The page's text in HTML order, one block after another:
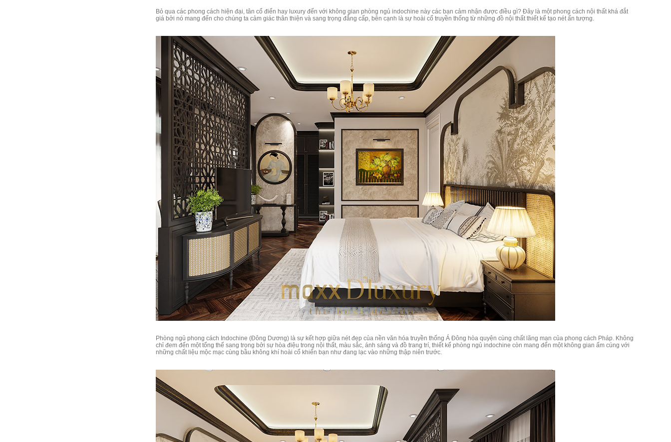
Bỏ qua các phong cách hiện đại, tân cổ điển hay luxury đến với không gian phòng ngủ indochine này các bạn cảm nhận được điều gì? Đây là một phong cách nội thất khá đắt
giá bởi nó mang đến cho chúng ta cảm giác thân thiện và sang trọng đẳng cấp, bên cạnh là sự hoài cổ truyền thống từ những đồ nội thất thiết kế tạo nét ấn tượng.
Phòng ngủ phong cách Indochine (Đông Dương) là sự kết hợp giữa nét đẹp của nền văn hóa truyền thống Á Đông hòa quyện cùng chất lãng mạn của phong cách Pháp. Không
chỉ đem đến một tổng thể sang trọng bởi sự hòa điệu trong nội thất, màu sắc, ánh sáng và đồ trang trí, thiết kế phòng ngủ indochine còn mang đến một không gian ấm cúng với
những chất liệu mộc mạc cùng bầu không khí hoài cổ khiến bạn như đang lạc vào những thập niên trước.